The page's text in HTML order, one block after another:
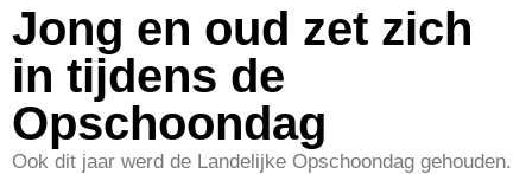
Jong en oud zet zich
in tijdens de
Opschoondag
Ook dit jaar werd de Landelijke Opschoondag gehouden.